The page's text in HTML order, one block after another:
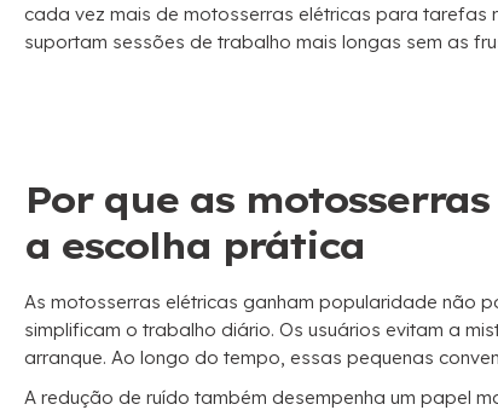
cada vez mais de motosserras elétricas para
suportam sessões de trabalho mais longas sem as
Por que as
a escolha prática
As motosserras elétricas ganham popularidade não
simplificam o trabalho diário. Os usuários evitam a
arranque. Ao longo do tempo, essas pequenas
A redução de ruído também desempenha um papel